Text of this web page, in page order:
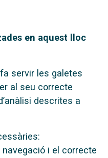
en aquest lloc
servir les galetes
al seu correcte
descrites a
i el correcte